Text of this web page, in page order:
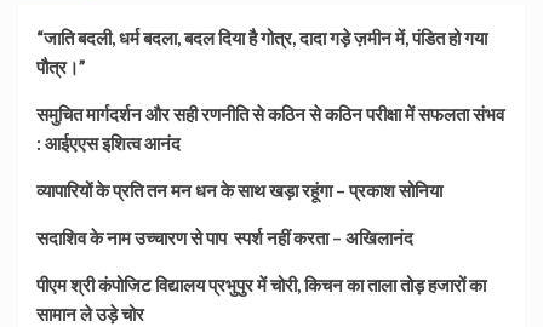
“जाति बदली, धर्म बदला, बदल दिया है गोत्र, दादा गड़े ज़मीन में, पंडित हो गया
पौत्र।”
समुचित मार्गदर्शन और सही रणनीति से कठिन से कठिन परीक्षा में सफलता संभव
: आईएएस इशित्व आनंद
व्यापारियों के प्रति तन मन धन के साथ खड़ा रहूंगा – प्रकाश सोनिया
सदाशिव के नाम उच्चारण से पाप स्पर्श नहीं करता – अखिलानंद
पीएम श्री कंपोजिट विद्यालय प्रभुपुर में चोरी, किचन का ताला तोड़ हजारों का
सामान ले उड़े चोर